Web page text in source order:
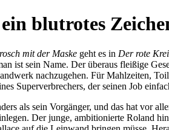
blutrotes
mit der Maske geht es in Der rote
ist sein Name. Der überaus fleißige
nachzugehen. Für Mahlzeiten,
Superverbrechers, der seinen Job
als sein Vorgänger, und das hat vor
Der junge, ambitionierte Roland